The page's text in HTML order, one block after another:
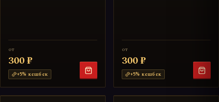
от
300 ₽
+5% кешбек
от
300 ₽
+5% кешбек